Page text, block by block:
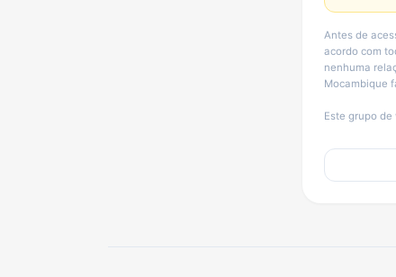
Antes de
acordo com
nenhuma
Mocambique
Este grupo de